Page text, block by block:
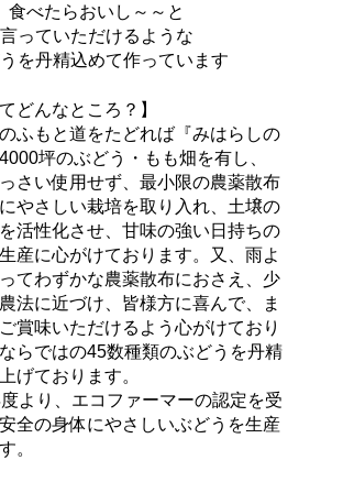
食べたらおいし～～と
言っていただけるような
を丹精込めて作っています
どんなところ？】
ふもと道をたどれば『みはらしの
坪のぶどう・もも畑を有し、
さい使用せず、最小限の農薬散布
やさしい栽培を取り入れ、土壌の
活性化させ、甘味の強い日持ちの
産に心がけております。又、雨よ
てわずかな農薬散布におさえ、少
法に近づけ、皆様方に喜んで、ま
賞味いただけるよう心がけており
らではの45数種類のぶどうを丹精
げております。
より、エコファーマーの認定を受
全の身体にやさしいぶどうを生産
。